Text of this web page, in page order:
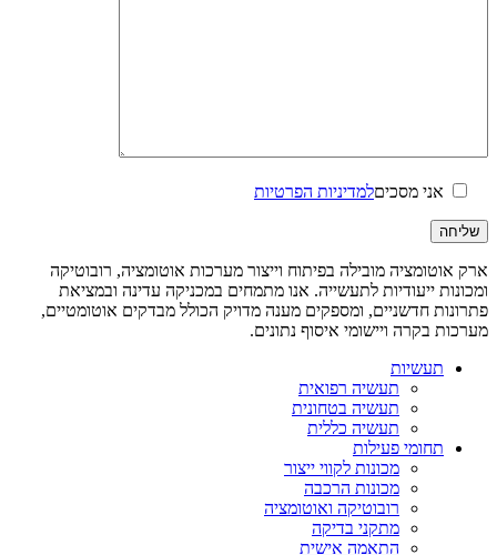
אני מסכיםלמדיניות הפרטיות
ארק אוטומציה מובילה בפיתוח וייצור מערכות אוטומציה, רובוטיקה
ומכונות ייעודיות לתעשייה. אנו מתמחים במכניקה עדינה ובמציאת
פתרונות חדשניים, ומספקים מענה מדויק הכולל מבדקים אוטומטיים,
מערכות בקרה ויישומי איסוף נתונים.
תעשיות
תעשיה רפואית
תעשיה בטחונית
תעשיה כללית
תחומי פעילות
מכונות לקווי ייצור
מכונות הרכבה
רובוטיקה ואוטומציה
מתקני בדיקה
התאמה אישית